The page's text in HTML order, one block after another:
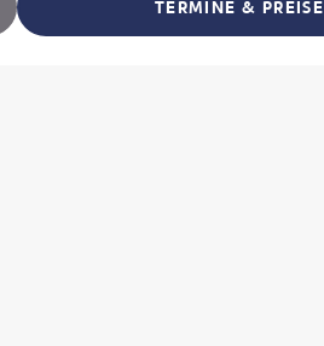
HOTEL TEILEN TERMINE & PREISE